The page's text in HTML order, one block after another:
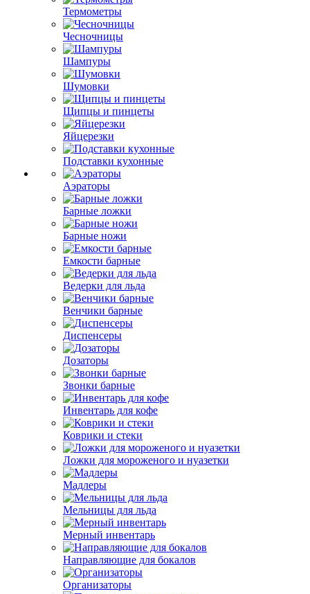
Термометры
Чесночницы
Шампуры
Шумовки
Щипцы и пинцеты
Яйцерезки
Подставки кухонные
Аэраторы
Барные ложки
Барные ножи
Емкости барные
Ведерки для льда
Венчики барные
Диспенсеры
Дозаторы
Звонки барные
Инвентарь для кофе
Коврики и стеки
Ложки для мороженого и нуазетки
Мадлеры
Мельницы для льда
Мерный инвентарь
Направляющие для бокалов
Организаторы